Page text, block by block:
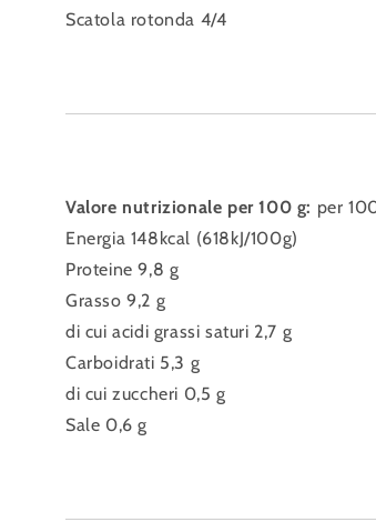
Scatola rotonda 4/4
Valore nutrizionale per 100 g: per
Energia 148kcal (618kJ/100g)
Proteine ​​9,8 g
Grasso 9,2 g
di cui acidi grassi saturi 2,7 g
Carboidrati 5,3 g
di cui zuccheri 0,5 g
Sale 0,6 g